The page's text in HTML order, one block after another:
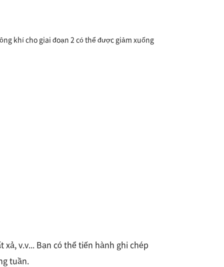
khí cho giai đoạn 2 có thể được giảm xuống
v.v... Bạn có thể tiến hành ghi chép
tuần.